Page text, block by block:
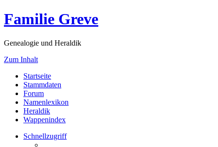
Familie Greve
Genealogie und Heraldik
Zum Inhalt
Startseite
Stammdaten
Forum
Namenlexikon
Heraldik
Wappenindex
Schnellzugriff